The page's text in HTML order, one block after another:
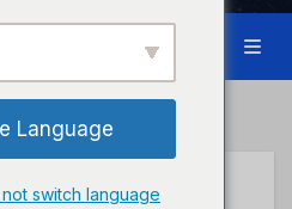
Language
switch language